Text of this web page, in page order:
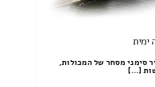
ימית
סימני מסחר של המכולות,
[…]